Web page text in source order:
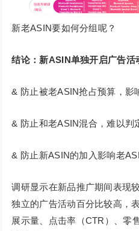
新老ASIN要如何分组呢？
结论：新ASIN单独开启广告活
& 防止被老ASIN抢占预算，影
& 防止和老ASIN混合，难以判
& 防止新ASIN的加入影响老
调研显示在新品推广期间表现
独立的广告活动百分比较高，
展示量、点击率（CTR）、零